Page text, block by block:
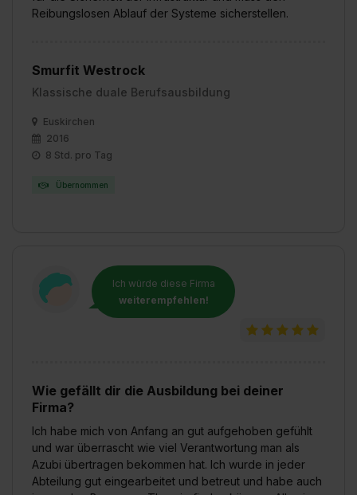
Reibungslosen Ablauf der Systeme sicherstellen.
Smurfit Westrock
Klassische duale Berufsausbildung
Euskirchen
2016
8 Std. pro Tag
Übernommen
Ich würde diese Firma
weiterempfehlen!
Wie gefällt dir die Ausbildung bei deiner
Firma?
Ich habe mich von Anfang an gut aufgehoben gefühlt
und war überrascht wie viel Verantwortung man als
Azubi übertragen bekommen hat. Ich wurde in jeder
Abteilung gut eingearbeitet und betreut und habe auch